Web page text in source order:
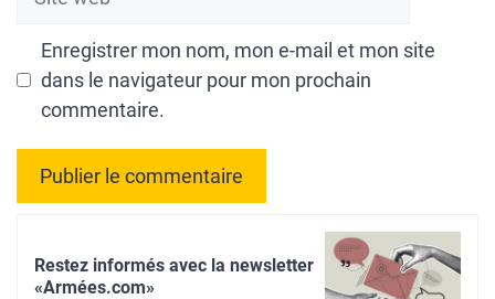
Enregistrer mon nom, mon e-mail et mon site
dans le navigateur pour mon prochain
commentaire.
Restez informés avec la newsletter
«Armées.com»